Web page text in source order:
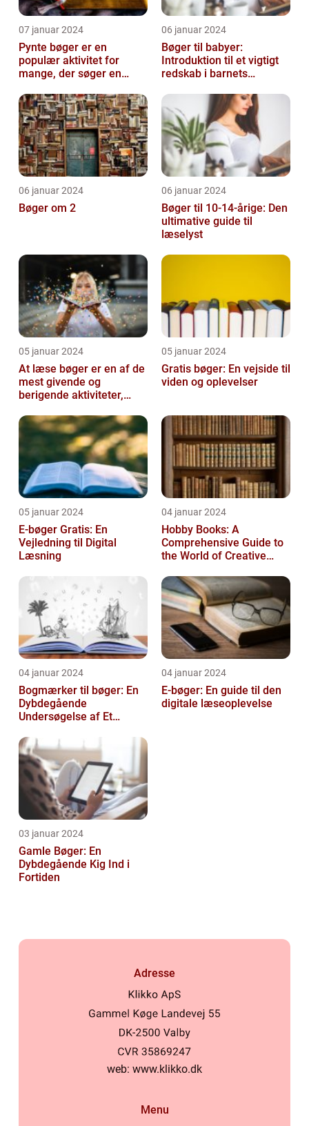
07 januar 2024
Pynte bøger er en
populær aktivitet for
mange, der søger en
06 januar 2024
Bøger til babyer:
Introduktion til et vigtigt
redskab i barnets
06 januar 2024
Bøger om 2
06 januar 2024
Bøger til 10-14-årige: Den
ultimative guide til
læselyst
05 januar 2024
At læse bøger er en af de
mest givende og
berigende aktiviteter,
05 januar 2024
Gratis bøger: En vejside til
viden og oplevelser
05 januar 2024
E-bøger Gratis: En
Vejledning til Digital
Læsning
04 januar 2024
Hobby Books: A
Comprehensive Guide to
the World of Creative
04 januar 2024
Bogmærker til bøger: En
Dybdegående
Undersøgelse af Et
04 januar 2024
E-bøger: En guide til den
digitale læseoplevelse
03 januar 2024
Gamle Bøger: En
Dybdegående Kig Ind i
Fortiden
Adresse
web: www.klikko.dk
Menu